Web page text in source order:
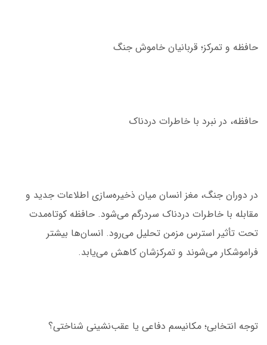
حافظه و تمرکز؛ قربانیان خاموش جنگ
حافظه، در نبرد با خاطرات دردناک
در دوران جنگ، مغز انسان میان ذخیره‌سازی اطلاعات جدید و
مقابله با خاطرات دردناک سردرگم می‌شود. حافظه کوتاه‌مدت
تحت تأثیر استرس مزمن تحلیل می‌رود. انسان‌ها بیشتر
فراموشکار می‌شوند و تمرکزشان کاهش می‌یابد.
توجه انتخابی؛ مکانیسم دفاعی یا عقب‌نشینی شناختی؟